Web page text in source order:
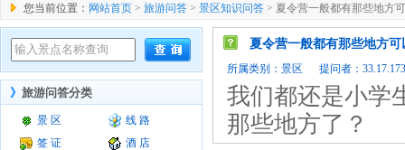
您当前位置： 网站首页 > 旅游问答 > 景区知识问答 > 夏令营一般都有那些地方
》 旅游问答分类
景 区
线 路
签 证
酒 店
夏令营一般都有那些地方可
所属类别： 景区 提问者：
我们都还是小学
那些地方了？